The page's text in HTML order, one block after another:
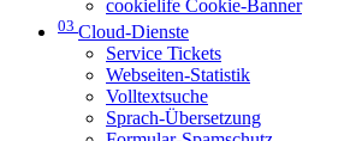
cookielife Cookie-Banner
03 Cloud-Dienste
Service Tickets
Webseiten-Statistik
Volltextsuche
Sprach-Übersetzung